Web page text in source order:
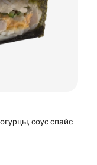
соус спайс